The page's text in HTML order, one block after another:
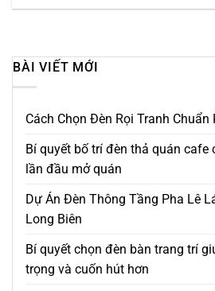
BÀI VIẾT MỚI
Cách Chọn Đèn Rọi Tranh Chuẩn
Bí quyết bố trí đèn thả quán cafe
lần đầu mở quán
Dự Án Đèn Thông Tầng Pha Lê
Long Biên
Bí quyết chọn đèn bàn trang trí
trọng và cuốn hút hơn